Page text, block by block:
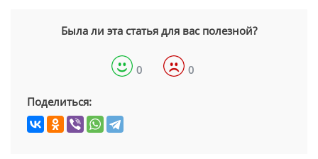
Была ли эта статья для вас полезной?
0 0
Поделиться: